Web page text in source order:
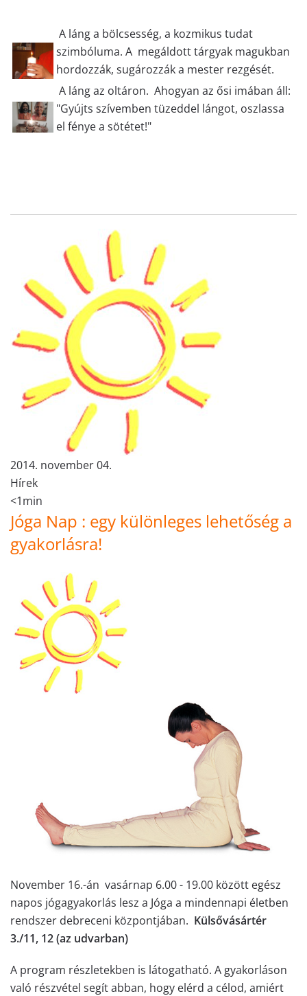
A láng a bölcsesség, a kozmikus tudat
szimbóluma. A megáldott tárgyak magukban
hordozzák, sugározzák a mester rezgését.
A láng az oltáron. Ahogyan az ősi imában áll:
"Gyújts szívemben tüzeddel lángot, oszlassa
el fénye a sötétet!"
2014. november 04.
Hírek
<1min
Jóga Nap : egy különleges lehetőség a
gyakorlásra!
November 16.-án vasárnap 6.00 - 19.00 között egész
napos jógagyakorlás lesz a Jóga a mindennapi életben
rendszer debreceni központjában. Külsővásártér
3./11, 12 (az udvarban)
A program részletekben is látogatható. A gyakorláson
való részvétel segít abban, hogy elérd a célod, amiért